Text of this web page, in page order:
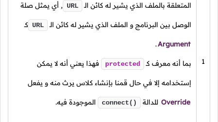
1
المتعلقة بالملف الذي يشير له كائن الـ URL , أي يمثل صلة
الوصل بين البرنامج و الملف الذي يشير له كائن الـ URL كـ
Argument
.
بما أنه معرف كـ protected فهذا يعني أنه لا يمكن
إستخدامه إلا في حال قمنا بإنشاء كلاس يرث منه و يفعل
Override للدالة connect() الموجودة فيه.